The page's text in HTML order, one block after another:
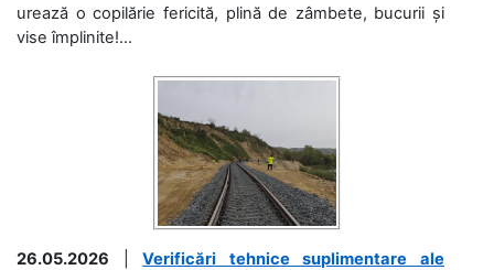
urează o copilărie fericită, plină de zâmbete, bucurii și
vise împlinite!...
26.05.2026 |Verificări tehnice suplimentare ale